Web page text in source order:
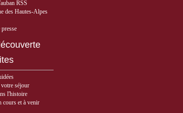
RSS
des Hautes-Alpes
votre séjour
l'histoire
cours et à venir